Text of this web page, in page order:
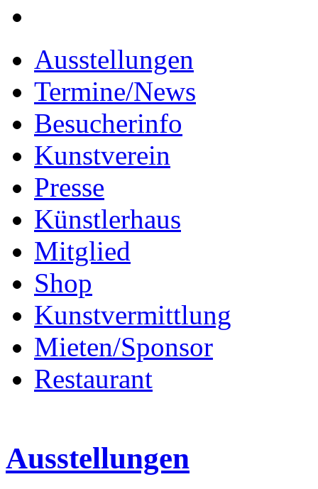
Ausstellungen
Termine/News
Besucherinfo
Kunstverein
Presse
Künstlerhaus
Mitglied
Shop
Kunstvermittlung
Mieten/Sponsor
Restaurant
Ausstellungen